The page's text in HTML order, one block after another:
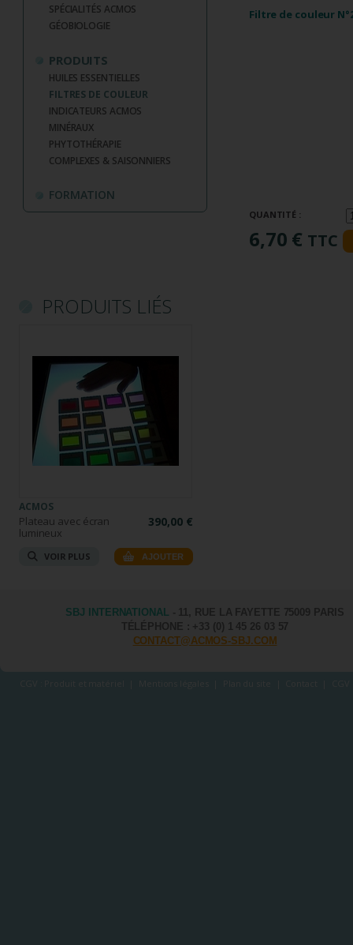
SPÉCIALITÉS ACMOS
GÉOBIOLOGIE
PRODUITS
HUILES ESSENTIELLES
FILTRES DE COULEUR
INDICATEURS ACMOS
MINÉRAUX
PHYTOTHÉRAPIE
COMPLEXES & SAISONNIERS
FORMATION
Filtre de couleur
QUANTITÉ :
6,70 € TTC
PRODUITS LIÉS
ACMOS
Plateau avec écran
lumineux
390,00 €
VOIR PLUS AJOUTER
SBJ INTERNATIONAL
- 11, RUE LA FAYETTE 75009 PARIS
TÉLÉPHONE : +33 (0) 1 45 26 03 57
CONTACT@ACMOS-SBJ.COM